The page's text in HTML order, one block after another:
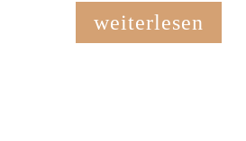
weiterlesen